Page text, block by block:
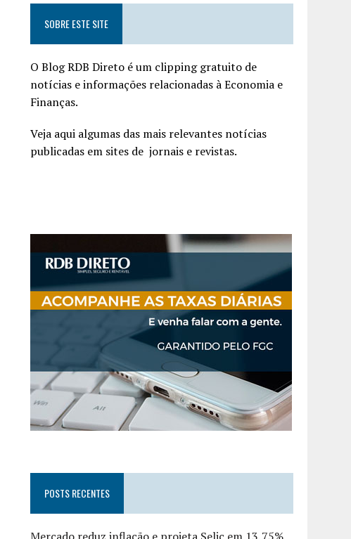
SOBRE ESTE SITE
O Blog RDB Direto é um clipping gratuito de
notícias e informações relacionadas à Economia e
Finanças.
Veja aqui algumas das mais relevantes notícias
publicadas em sites de jornais e revistas.
POSTS RECENTES